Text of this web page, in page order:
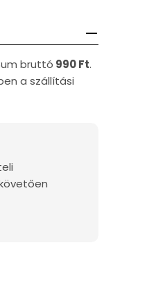
bruttó 990 Ft.
a szállítási